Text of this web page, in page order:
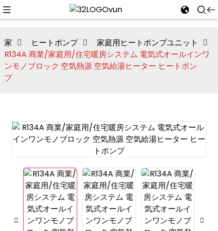
家 ヒートポンプ
家庭用ヒートポンプユニット
R134A 商業/家庭用/住宅暖房システム 電気式オールインワ
ンモノブロック 空気熱源 空気給湯ヒーター ヒートポン
プ